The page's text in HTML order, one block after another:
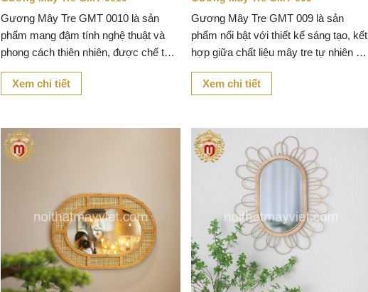
Gương Mây Tre GMT 0010 là sản
phẩm mang đậm tính nghệ thuật và
phong cách thiên nhiên, được chế tác
từ mây tre tự nhiên cao cấp.
Xem chi tiết
Gương Mây Tre GMT 009 là sản
phẩm nổi bật với thiết kế sáng tạo, kết
hợp giữa chất liệu mây tre tự nhiên và
nghệ thuật thủ công tinh xảo.
Xem chi tiết